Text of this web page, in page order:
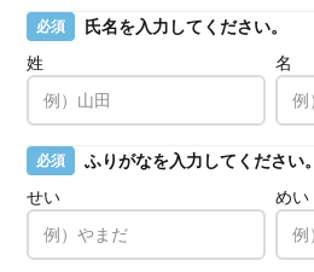
必須
氏名を入力してください。
姓
名
必須
ふりがなを入力してください。
せい
めい